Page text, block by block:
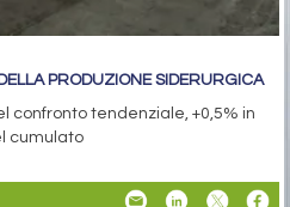
PRODUZIONE SIDERURGICA
confronto tendenziale, +0,5% in
cumulato